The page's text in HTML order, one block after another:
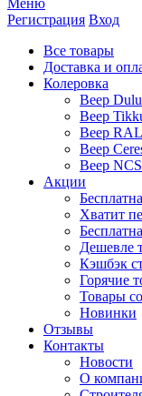
Меню
Регистрация Вход
Все товары
Доставка и
Колеровка
Веер
Веер
Веер
Веер
Веер
Акции
Хватит
Дешевле
Кэшбэк
Горячие
Товары
Новинки
Отзывы
Контакты
Новости
О